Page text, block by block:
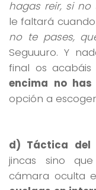
hagas reir, si no
le faltará
no te pases,
Seguuuro. Y
final os
encima no
opción a
d) Táctica del
jincas sino
cámara oculta